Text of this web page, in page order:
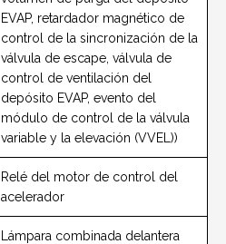
EVAP, retardador magnético de
control de la sincronización de la
válvula de escape, válvula de
control de ventilación del
depósito EVAP, evento del
módulo de control de la válvula
variable y la elevación (VVEL))
Relé del motor de control del
acelerador
Lámpara combinada delantera